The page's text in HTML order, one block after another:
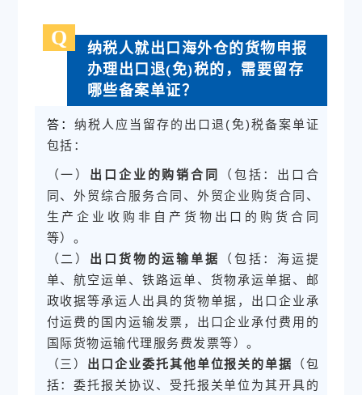
Q
纳税人就出口海外仓的货物申报
办理出口退(免)税的，需要留存
哪些备案单证？
答： 纳税人应当留存的出口退(免)税备案单证
包括：
（一） 出口企业的购销合同
（包括：出口合
同、外贸综合服务合同、外贸企业购货合同、
生产企业收购非自产货物出口的购货合同
等）。
（二） 出口货物的运输单据
（包括：海运提
单、航空运单、铁路运单、货物承运单据、邮
政收据等承运人出具的货物单据，出口企业承
付运费的国内运输发票，出口企业承付费用的
国际货物运输代理服务费发票等）。
（三） 出口企业委托其他单位报关的单据
（包
括：委托报关协议、受托报关单位为其开具的